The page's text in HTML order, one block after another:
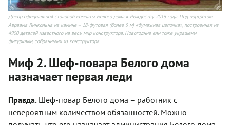
Декор официальной столовой комнаты Белого дома к Рождеству 2016 года. Под портретом
Авраама Линкольна на камине – 18-футовая (более 5 м) «бумажная цепочка», построенная из
4900 деталей известного на весь мир конструктора. Новогодние ели тоже украшены
фигурками, собранными из конструктора.
Миф 2. Шеф-повара Белого дома
назначает первая леди
Правда. Шеф-повар Белого дома – работник с
невероятным количеством обязанностей. Можно